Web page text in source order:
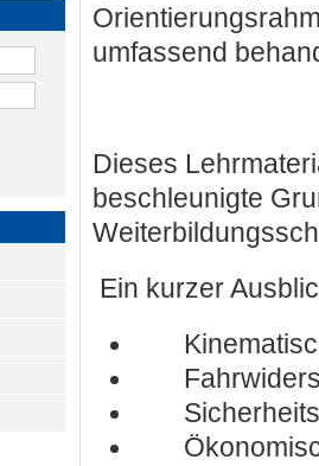
umfassend
Dieses
beschleunigte
Ein kurzer